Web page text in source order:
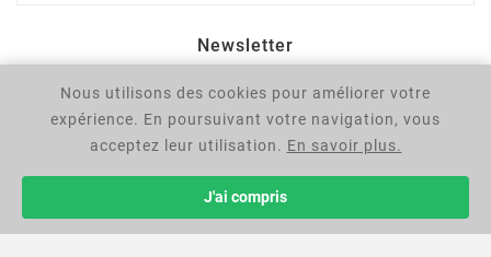
Newsletter
Vous pouvez vous désinscrire à tout moment. Vous trouverez
d'utilisation du site.
Nous utilisons des cookies pour améliorer votre
expérience. En poursuivant votre navigation, vous
acceptez leur utilisation. En savoir plus.
J'ai compris